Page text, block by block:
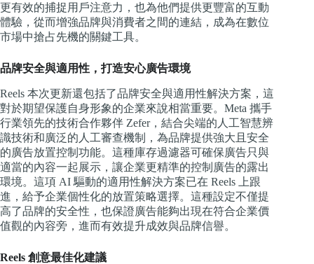
更有效的捕捉用戶注意力，也為他們提供更豐富的互動
體驗，從而增強品牌與消費者之間的連結，成為在數位
市場中搶占先機的關鍵工具。
品牌安全與適用性，打造安心廣告環境
Reels 本次更新還包括了品牌安全與適用性解決方案，這
對於期望保護自身形象的企業來說相當重要。Meta 攜手
行業領先的技術合作夥伴 Zefer，結合尖端的人工智慧辨
識技術和廣泛的人工審查機制，為品牌提供強大且安全
的廣告放置控制功能。這種庫存過濾器可確保廣告只與
適當的內容一起展示，讓企業更精準的控制廣告的露出
環境。這項 AI 驅動的適用性解決方案已在 Reels 上跟
進，給予企業個性化的放置策略選擇。這種設定不僅提
高了品牌的安全性，也保證廣告能夠出現在符合企業價
值觀的內容旁，進而有效提升成效與品牌信譽。
Reels 創意最佳化建議